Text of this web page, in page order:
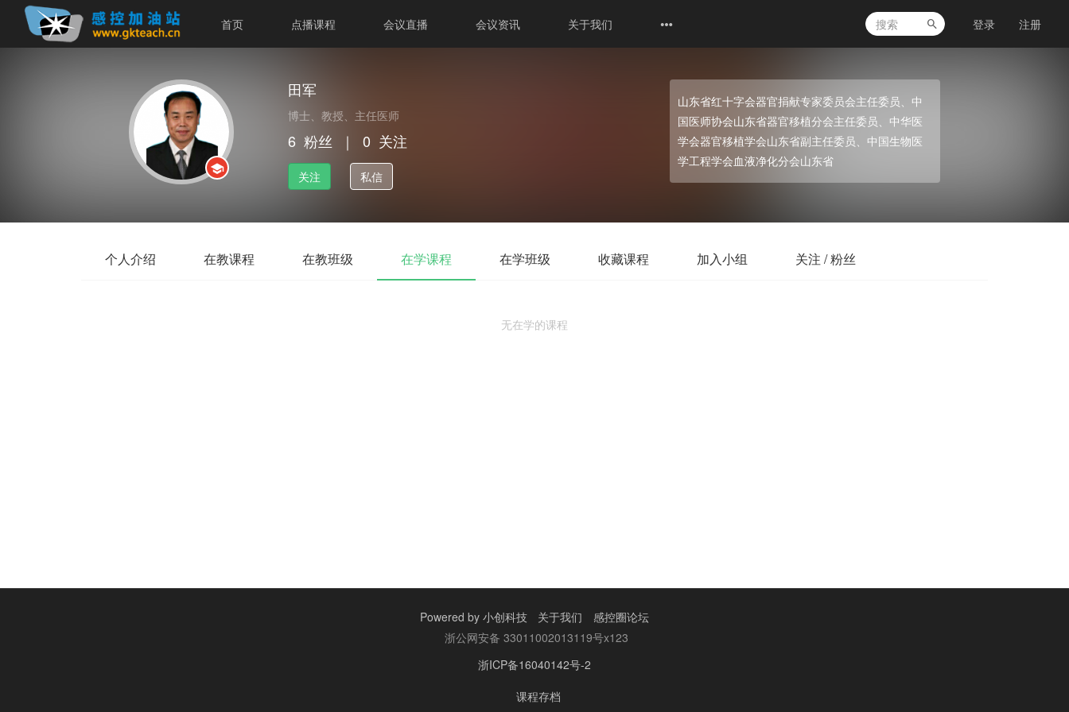
首页 点播课程 会议直播 会议资讯 关于我们 登录 注册
田军
博士、教授、主任医师
6 粉丝 ｜ 0 关注
关注 私信
山东省红十字会器官捐献专家委员会主任委员、中
国医师协会山东省器官移植分会主任委员、中华医
学会器官移植学会山东省副主任委员、中国生物医
学工程学会血液净化分会山东省
个人介绍 在教课程 在教班级 在学课程 在学班级 收藏课程 加入小组 关注 / 粉丝
无在学的课程
Powered by 小创科技 关于我们
感控圈论坛
浙公网安备 33011002013119号x123
浙ICP备16040142号-2
课程存档